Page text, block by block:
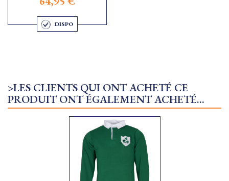
DISPO
>LES CLIENTS QUI ONT ACHETÉ CE
PRODUIT ONT ÉGALEMENT ACHETÉ...